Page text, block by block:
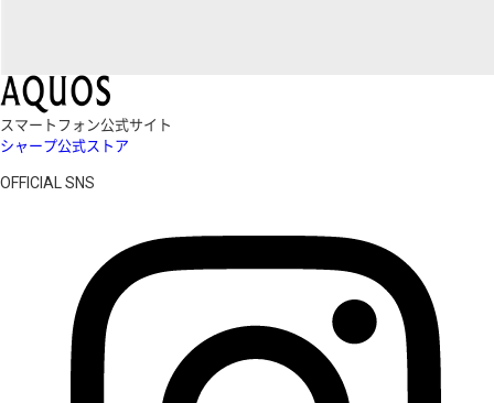
スマートフォン公式サイト
シャープ公式ストア
OFFICIAL SNS